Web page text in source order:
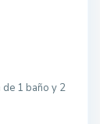
de 1 baño y 2